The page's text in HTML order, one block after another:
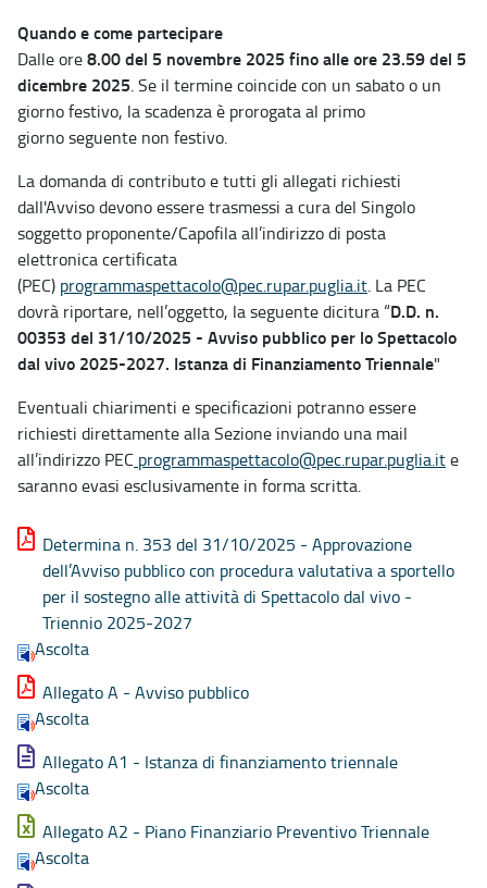
Quando e come partecipare
Dalle ore8.00 del 5 novembre 2025 fino alle ore 23.59 del 5
dicembre 2025. Se il termine coincide con un sabato o un
giorno festivo, la scadenza è prorogata al primo
giorno seguente non festivo.
La domanda di contributo e tutti gli allegati richiesti
dall'Avviso devono essere trasmessi a cura del Singolo
soggetto proponente/Capofila all’indirizzo di posta
elettronica certificata
(PEC) programmaspettacolo@pec.rupar.puglia.it. La PEC
dovrà riportare, nell’oggetto, la seguente dicitura “D.D. n.
00353 del 31/10/2025 - Avviso pubblico per lo Spettacolo
dal vivo 2025-2027. Istanza di Finanziamento Triennale"
Eventuali chiarimenti e specificazioni potranno essere
richiesti direttamente alla Sezione inviando una mail
all’indirizzo PEC programmaspettacolo@pec.rupar.puglia.ite
saranno evasi esclusivamente in forma scritta.
Determina n. 353 del 31/10/2025 - Approvazione
dell’Avviso pubblico con procedura valutativa a sportello
per il sostegno alle attività di Spettacolo dal vivo -
Triennio 2025-2027
Ascolta
Allegato A - Avviso pubblico
Ascolta
Allegato A1 - Istanza di finanziamento triennale
Ascolta
Allegato A2 - Piano Finanziario Preventivo Triennale
Ascolta